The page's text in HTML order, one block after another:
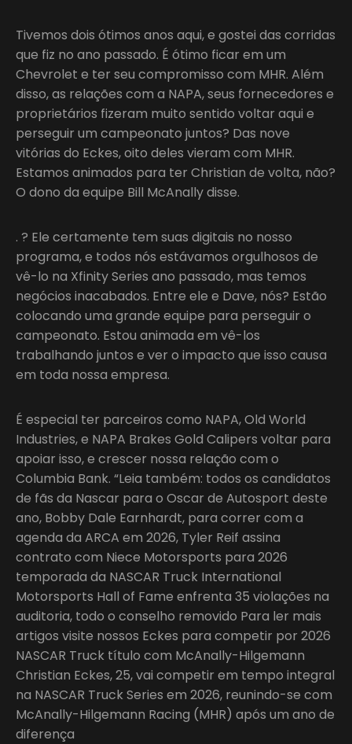
Tivemos dois ótimos anos aqui, e gostei das corridas
que fiz no ano passado. É ótimo ficar em um
Chevrolet e ter seu compromisso com MHR. Além
disso, as relações com a NAPA, seus fornecedores e
proprietários fizeram muito sentido voltar aqui e
perseguir um campeonato juntos? Das nove
vitórias do Eckes, oito deles vieram com MHR.
Estamos animados para ter Christian de volta, não?
O dono da equipe Bill McAnally disse.
. ? Ele certamente tem suas digitais no nosso
programa, e todos nós estávamos orgulhosos de
vê-lo na Xfinity Series ano passado, mas temos
negócios inacabados. Entre ele e Dave, nós? Estão
colocando uma grande equipe para perseguir o
campeonato. Estou animada em vê-los
trabalhando juntos e ver o impacto que isso causa
em toda nossa empresa.
É especial ter parceiros como NAPA, Old World
Industries, e NAPA Brakes Gold Calipers voltar para
apoiar isso, e crescer nossa relação com o
Columbia Bank. “Leia também: todos os candidatos
de fãs da Nascar para o Oscar de Autosport deste
ano, Bobby Dale Earnhardt, para correr com a
agenda da ARCA em 2026, Tyler Reif assina
contrato com Niece Motorsports para 2026
temporada da NASCAR Truck International
Motorsports Hall of Fame enfrenta 35 violações na
auditoria, todo o conselho removido Para ler mais
artigos visite nossos Eckes para competir por 2026
NASCAR Truck título com McAnally-Hilgemann
Christian Eckes, 25, vai competir em tempo integral
na NASCAR Truck Series em 2026, reunindo-se com
McAnally-Hilgemann Racing (MHR) após um ano de
diferença